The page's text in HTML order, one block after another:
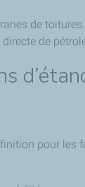
de
de
pour les